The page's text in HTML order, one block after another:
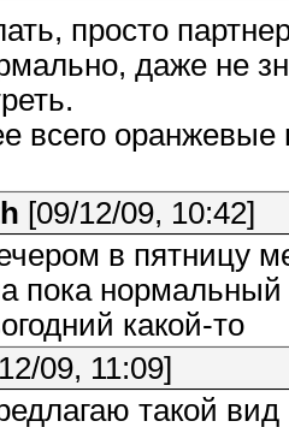
просто
даже не
всего оранжевые
[09/12/09, 10:42]
в пятницу
пока нормальный
какой-то
09, 11:09]
такой